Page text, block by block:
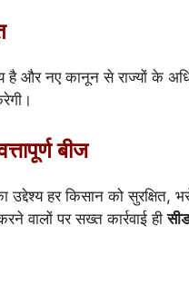
है और नए कानून से राज्यों के
बीज
उद्देश्य हर किसान को सुरक्षित,
वालों पर सख्त कार्रवाई ही